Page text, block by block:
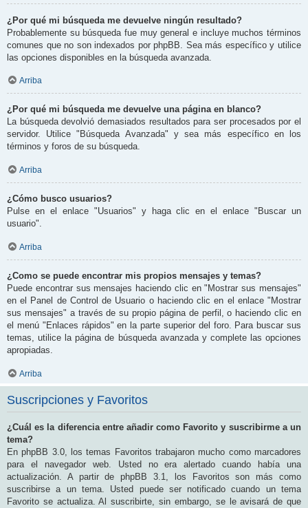
¿Por qué mi búsqueda me devuelve ningún resultado?
Probablemente su búsqueda fue muy general e incluye muchos términos
comunes que no son indexados por phpBB. Sea más específico y utilice
las opciones disponibles en la búsqueda avanzada.
Arriba
¿Por qué mi búsqueda me devuelve una página en blanco?
La búsqueda devolvió demasiados resultados para ser procesados por el
servidor. Utilice "Búsqueda Avanzada" y sea más específico en los
términos y foros de su búsqueda.
Arriba
¿Cómo busco usuarios?
Pulse en el enlace "Usuarios" y haga clic en el enlace "Buscar un
usuario".
Arriba
¿Como se puede encontrar mis propios mensajes y temas?
Puede encontrar sus mensajes haciendo clic en "Mostrar sus mensajes"
en el Panel de Control de Usuario o haciendo clic en el enlace "Mostrar
sus mensajes" a través de su propio página de perfil, o haciendo clic en
el menú "Enlaces rápidos" en la parte superior del foro. Para buscar sus
temas, utilice la página de búsqueda avanzada y complete las opciones
apropiadas.
Arriba
Suscripciones y Favoritos
¿Cuál es la diferencia entre añadir como Favorito y suscribirme a un
tema?
En phpBB 3.0, los temas Favoritos trabajaron mucho como marcadores
para el navegador web. Usted no era alertado cuando había una
actualización. A partir de phpBB 3.1, los Favoritos son más como
suscribirse a un tema. Usted puede ser notificado cuando un tema
Favorito se actualiza. Al suscribirte, sin embargo, se le avisará de que